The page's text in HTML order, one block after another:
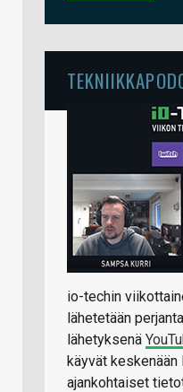
io-techin
lähetetään
lähetyksenä
käyvät keskenään
ajankohtaiset